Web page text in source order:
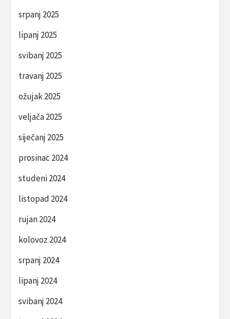
srpanj 2025
lipanj 2025
svibanj 2025
travanj 2025
ožujak 2025
veljača 2025
siječanj 2025
prosinac 2024
studeni 2024
listopad 2024
rujan 2024
kolovoz 2024
srpanj 2024
lipanj 2024
svibanj 2024